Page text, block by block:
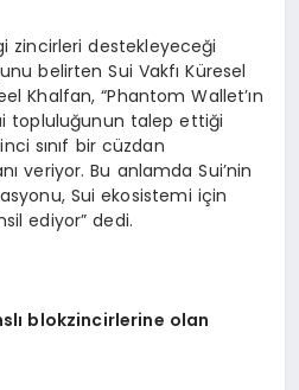
zincirleri destekleyeceği
belirten Sui Vakfı Küresel
Khalfan, “Phantom Wallet’ın
topluluğunun talep ettiği
sınıf bir cüzdan
veriyor. Bu anlamda Sui’nin
Sui ekosistemi için
ediyor” dedi.
blokzincirlerine olan